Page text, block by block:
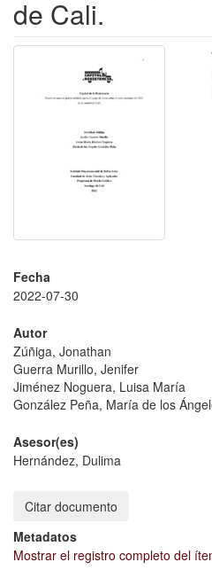
de Cali.
Fecha
2022-07-30
Autor
Zúñiga, Jonathan
Guerra Murillo, Jenifer
Jiménez Noguera, Luisa María
González Peña, María de los
Asesor(es)
Hernández, Dulima
Citar documento
Metadatos
Mostrar el registro completo del